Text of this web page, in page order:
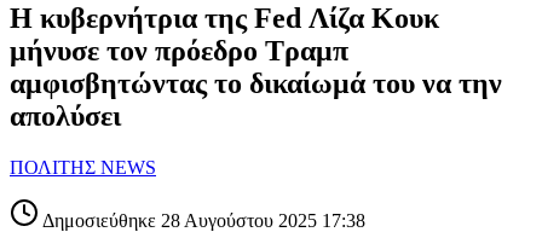
Η κυβερνήτρια της Fed Λίζα Κουκ
μήνυσε τον πρόεδρο Τραμπ
αμφισβητώντας το δικαίωμά του να την
απολύσει
ΠΟΛΙΤΗΣ NEWS
Δημοσιεύθηκε 28 Αυγούστου 2025 17:38